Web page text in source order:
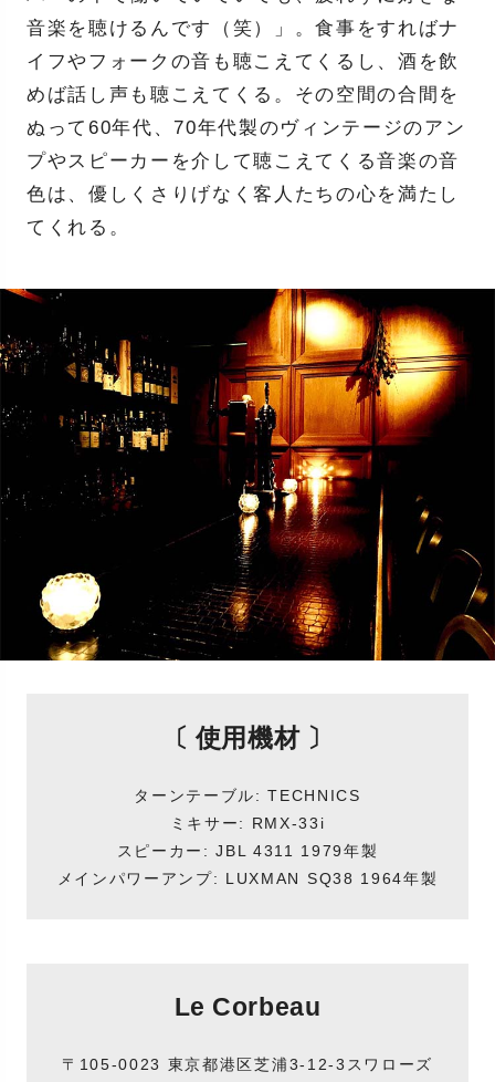
音楽を聴けるんです（笑）」。食事をすればナ
イフやフォークの音も聴こえてくるし、酒を飲
めば話し声も聴こえてくる。その空間の合間を
ぬって60年代、70年代製のヴィンテージのアン
プやスピーカーを介して聴こえてくる音楽の音
色は、優しくさりげなく客人たちの心を満たし
てくれる。
〔 使用機材 〕
ターンテーブル: TECHNICS
ミキサー: RMX-33i
スピーカー: JBL 4311 1979年製
メインパワーアンプ: LUXMAN SQ38 1964年製
Le Corbeau
〒105-0023 東京都港区芝浦3-12-3スワローズ